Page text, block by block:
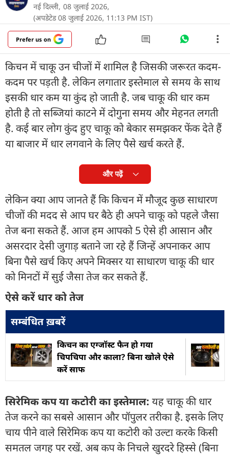
नई दिल्ली, 08 जुलाई 2026,
(अपडेटेड 08 जुलाई 2026, 11:13 PM IST)
Prefer us on
किचन में चाकू उन चीजों में शामिल है जिसकी जरूरत कदम-
कदम पर पड़ती है. लेकिन लगातार इस्तेमाल से समय के साथ
इसकी धार कम या कुंद हो जाती है. जब चाकू की धार कम
होती है तो सब्जियां काटने में दोगुना समय और मेहनत लगती
है. कई बार लोग कुंद हुए चाकू को बेकार समझकर फेंक देते हैं
या बाजार में धार लगवाने के लिए पैसे खर्च करते हैं.
और पढ़ें
लेकिन क्या आप जानते हैं कि किचन में मौजूद कुछ साधारण
चीजों की मदद से आप घर बैठे ही अपने चाकू को पहले जैसा
तेज बना सकते हैं. आज हम आपको 5 ऐसे ही आसान और
असरदार देसी जुगाड़ बताने जा रहे हैं जिन्हें अपनाकर आप
बिना पैसे खर्च किए अपने मिक्सर या साधारण चाकू की धार
को मिनटों में सुई जैसा तेज कर सकते हैं.
ऐसे करें धार को तेज
सम्बंधित ख़बरें
किचन का एग्जॉस्ट फैन हो गया
चिपचिपा और काला? बिना खोले ऐसे
करें साफ
सिरेमिक कप या कटोरी का इस्तेमाल: यह चाकू की धार
तेज करने का सबसे आसान और पॉपुलर तरीका है. इसके लिए
चाय पीने वाले सिरेमिक कप या कटोरी को उल्टा करके किसी
समतल जगह पर रखें. अब कप के निचले खुरदरे हिस्से (बिना